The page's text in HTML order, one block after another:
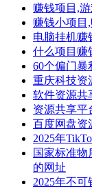
赚钱项目,
赚钱小项目
电脑挂机赚
什么项目赚
60个偏门暴
重庆科技资
软件资源共
资源共享平
百度网盘资
2025年
国家标准物
的网址
2025年不可